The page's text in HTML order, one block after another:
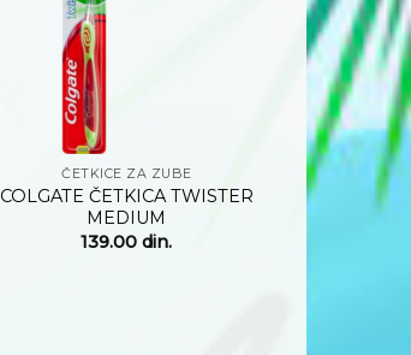
ČETKICE ZA ZUBE
COLGATE ČETKICA TWISTER
MEDIUM
139.00din.